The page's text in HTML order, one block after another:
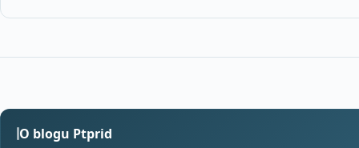
O blogu Ptprid